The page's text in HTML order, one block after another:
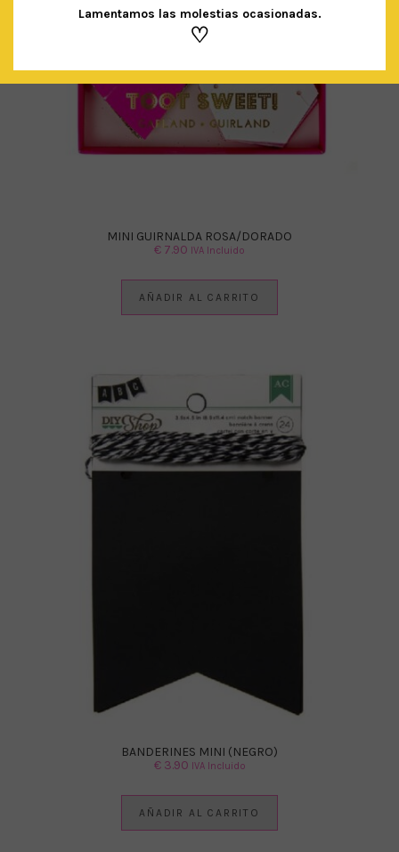
MINI GUIRNALDA ROSA/DORADO
€ 7.90 IVA Incluido
AÑADIR AL CARRITO
BANDERINES MINI (NEGRO)
€3.90 IVA Incluido
AÑADIR AL CARRITO
Lamentamos las molestias ocasionadas.
♡